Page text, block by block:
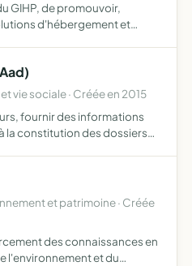
GIHP, de promouvoir,
d'hébergement et
vie sociale · Créée en 2015
fournir des informations
la constitution des dossiers
et patrimoine · Créée
des connaissances en
l'environnement et du